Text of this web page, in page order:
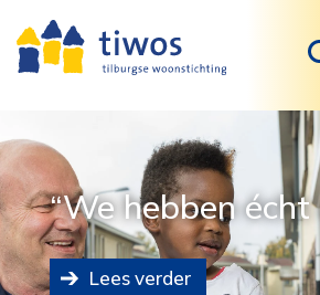
“We hebben
Lees verder